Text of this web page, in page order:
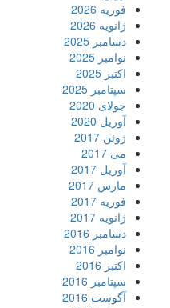
فوریه 2026
ژانویه 2026
دسامبر 2025
نوامبر 2025
اکتبر 2025
سپتامبر 2025
جولای 2020
آوریل 2020
ژوئن 2017
می 2017
آوریل 2017
مارس 2017
فوریه 2017
ژانویه 2017
دسامبر 2016
نوامبر 2016
اکتبر 2016
سپتامبر 2016
آگوست 2016